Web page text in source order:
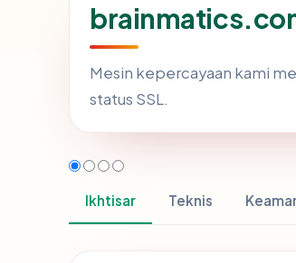
Mesin kepercayaan kami
status SSL.
Ikhtisar Teknis